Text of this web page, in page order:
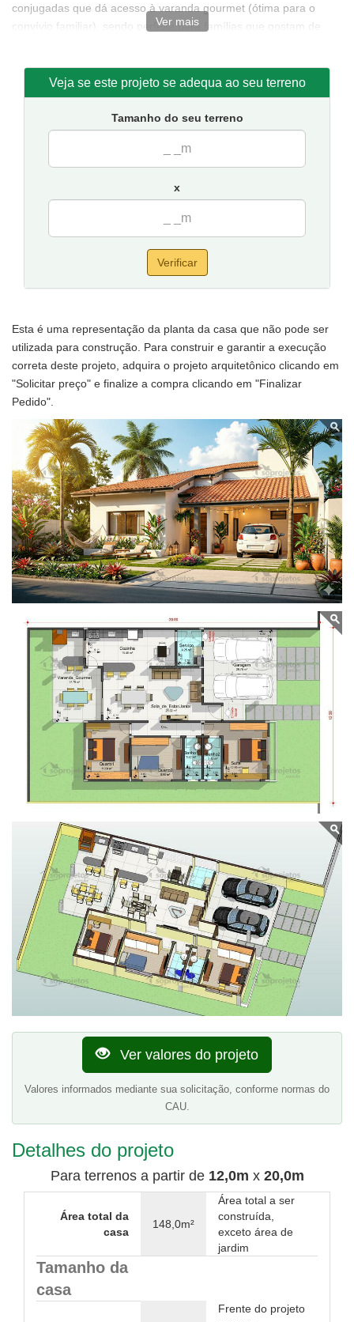
conjugadas que dá acesso à varanda gourmet (ótima para o
convívio familiar), sendo perfeita para famílias que gostam de
amigos e é integrado através de uma ampla porta com a sala de
estar jantar. Tudo isto inspirado numa proposta atual.
É destaque a área comum (cozinha, sala de estar/jantar,
garagem, área de serviço e varanda gourmet) ser totalmente
independente da área íntima (quartos e banheiros).
Tamanho da casa:10,5 metros de frente e 15,42 metros de
Ver mais
Veja se este projeto se adequa ao seu terreno
Tamanho do seu terreno
x
Verificar
Esta é uma representação da planta da casa que não pode ser
utilizada para construção. Para construir e garantir a execução
correta deste projeto, adquira o projeto arquitetônico clicando em
"Solicitar preço" e finalize a compra clicando em "Finalizar
Pedido".
Ver valores do projeto
Valores informados mediante sua solicitação, conforme normas do
CAU.
Detalhes do projeto
Para terrenos a partir de 12,0m x 20,0m
Área total da
casa
148,0m²
Área total a ser
construída,
exceto área de
jardim
Tamanho da
casa
Frente do projeto